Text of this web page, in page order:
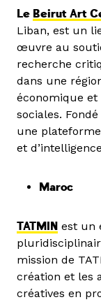
Le Beirut Art
Liban, est un
œuvre au
recherche
dans une
économique
sociales.
une plateforme
et
Maroc
TATMIN est un
mission de
création et les
créatives en